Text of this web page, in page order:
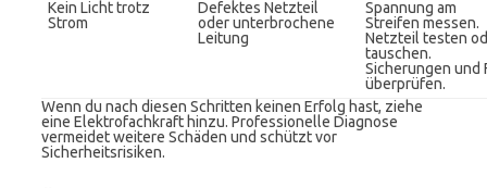
Kein Licht trotz
Strom
Defektes Netzteil
oder unterbrochene
Leitung
Spannung am
Streifen messen.
Netzteil testen
tauschen.
Sicherungen und
überprüfen.
Wenn du nach diesen Schritten keinen Erfolg hast, ziehe
eine Elektrofachkraft hinzu. Professionelle Diagnose
vermeidet weitere Schäden und schützt vor
Sicherheitsrisiken.